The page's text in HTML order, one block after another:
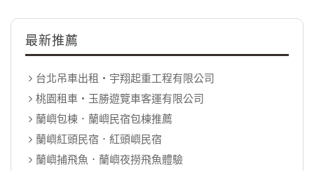
最新推薦
台北吊車出租‧宇翔起重工程有限公司
桃園租車‧玉勝遊覽車客運有限公司
蘭嶼包棟．蘭嶼民宿包棟推薦
蘭嶼紅頭民宿．紅頭嶼民宿
蘭嶼捕飛魚．蘭嶼夜撈飛魚體驗